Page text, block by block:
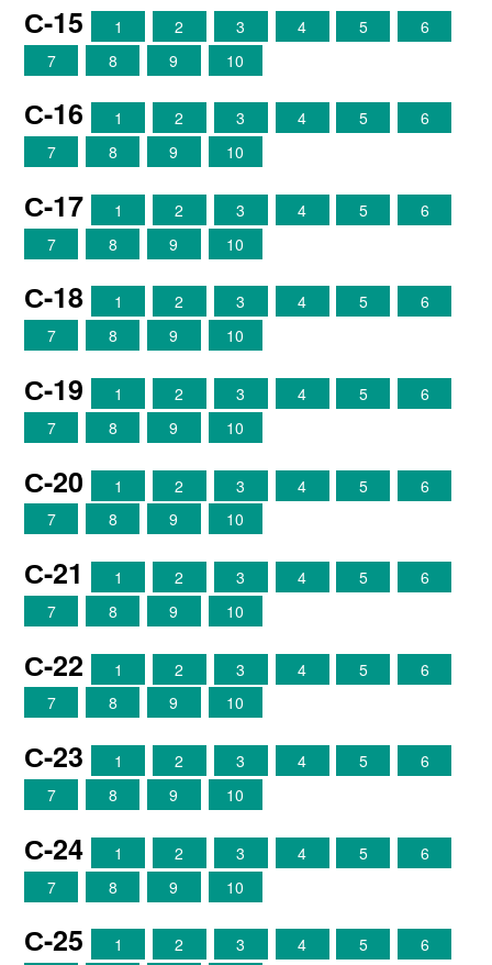
С-15 1 2 3 4 5
6
7
8 9 10
С-16 1 2 3 4 5
6
7
8 9 10
С-17 1 2 3 4 5
6
7
8 9 10
С-18 1 2 3 4 5
6
7
8 9 10
С-19 1 2 3 4 5
6
7
8 9 10
С-20 1 2 3 4 5
6
7
8 9 10
С-21 1 2 3 4 5
6
7
8 9 10
С-22 1 2 3 4 5
6
7
8 9 10
С-23 1 2 3 4 5
6
7
8 9 10
С-24 1 2 3 4 5
6
7
8 9 10
С-25 1 2 3 4 5
6